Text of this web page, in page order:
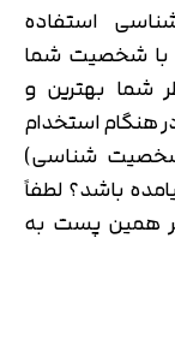
استفاده
با شخصیت شما
شما بهترین و
هنگام استخدام
شخصیت شناسی)
باشد؟ لطفاً
همین پست به